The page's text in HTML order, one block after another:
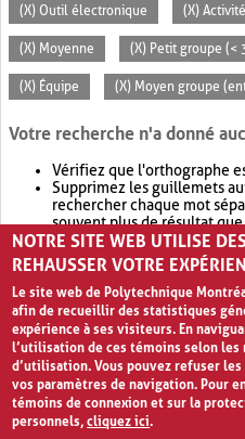
(X) Outil électronique (X)
(X) Moyenne (X) Petit groupe (<
(X) Équipe (X) Moyen groupe
Votre recherche n'a donné
Vérifiez que l'orthographe
Supprimez les guillemets
rechercher chaque mot
souvent plus de résultat que
Envisagez d'élargir votre
retournera souvent plus de
NOTRE SITE WEB UTILISE
REHAUSSER VOTRE
Le site web de Polytechnique
afin de recueillir des statistiques
expérience à ses visiteurs. En
l’utilisation de ces témoins selon
d’utilisation. Vous pouvez refuser
vos paramètres de navigation. Pour
témoins de connexion et sur la
personnels,cliquez ici.